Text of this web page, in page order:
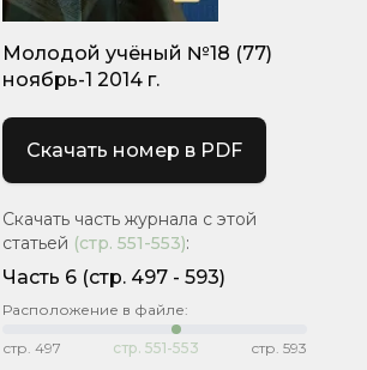
Молодой учёный №18 (77)
ноябрь-1 2014 г.
Скачать номер в PDF
Скачать часть журнала с этой
статьей (стр. 551-553):
Часть 6 (cтр. 497 - 593)
Расположение в файле:
стр. 497 стр. 551-553 стр. 593